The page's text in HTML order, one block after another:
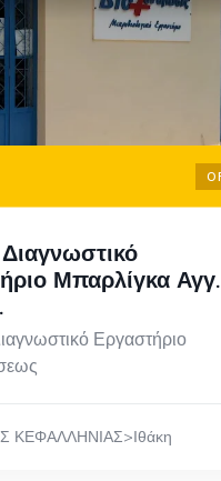
Διαγνωστικό
Μπαρλίγκα
Εργαστήριο
ΚΕΦΑΛΛΗΝΙΑΣ>Ιθάκη